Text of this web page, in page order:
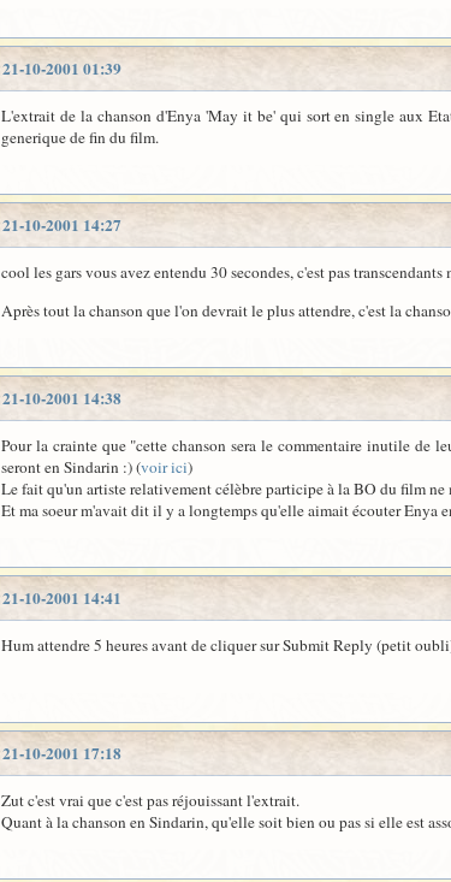
21-10-2001 01:39
L'extrait de la chanson d'Enya 'May it be' qui sort en single aux
generique de fin du film.
21-10-2001 14:27
cool les gars vous avez entendu 30 secondes, c'est pas
Après tout la chanson que l'on devrait le plus attendre, c'est la
21-10-2001 14:38
Pour la crainte que "cette chanson sera le commentaire inutile de
seront en Sindarin :) (voir ici)
Le fait qu'un artiste relativement célèbre participe à la BO du film ne
Et ma soeur m'avait dit il y a longtemps qu'elle aimait écouter Enya
21-10-2001 14:41
Hum attendre 5 heures avant de cliquer sur Submit Reply (petit
21-10-2001 17:18
Zut c'est vrai que c'est pas réjouissant l'extrait.
Quant à la chanson en Sindarin, qu'elle soit bien ou pas si elle est